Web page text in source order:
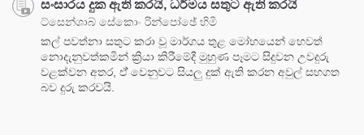
සංසාරය දුක ඇති කරයි, ධර්මය සතුට ඇති කරයි
ට්සෙන්ශාබ් සේකොං රින්පෝඡේ හිමි
කල් පවත්නා සතුට කරා වූ මාර්ගය තුළ මෝහයෙන් හෙවත්
නොදැනුවත්කමින් ක්‍රියා කිරීමේදී මුහුණ පෑමට සිදුවන උවදුරු
වළක්වන අතර, ඒ් වෙනුවට සියලු දුක් ඇති කරන අවුල් සහගත
බව දුරු කරවයි.